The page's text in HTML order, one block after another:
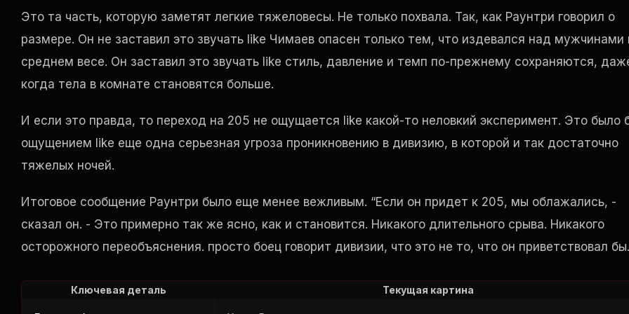
Это та часть, которую заметят легкие тяжеловесы. Не только похвала. Так, как Раунтри говорил о
размере. Он не заставил это звучать like Чимаев опасен только тем, что издевался над мужчинами
среднем весе. Он заставил это звучать like стиль, давление и темп по-прежнему сохраняются,
когда тела в комнате становятся больше.
И если это правда, то переход на 205 не ощущается like какой-то неловкий эксперимент. Это было
ощущением like еще одна серьезная угроза проникновению в дивизию, в которой и так достаточно
тяжелых ночей.
Итоговое сообщение Раунтри было еще менее вежливым. “Если он придет к 205, мы облажались, -
сказал он. - Это примерно так же ясно, как и становится. Никакого длительного срыва. Никакого
осторожного переобъяснения. просто боец говорит дивизии, что это не то, что он приветствовал бы.
Ключевая деталь Текущая картина